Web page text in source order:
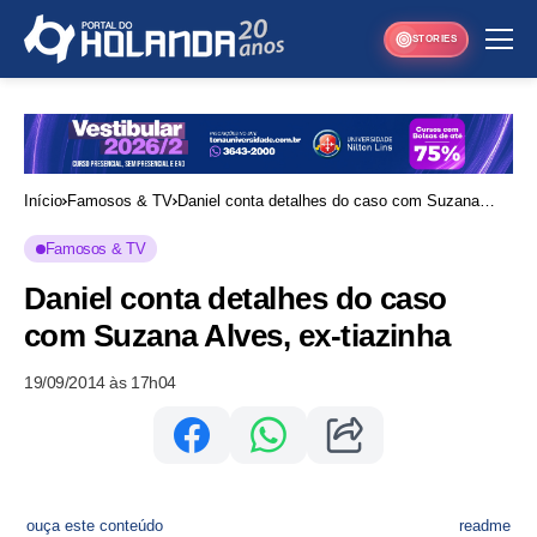
STORIES
Início Famosos & TV Daniel conta detalhes do caso com Suzana
Famosos & TV
Daniel conta detalhes do caso
com Suzana Alves, ex-tiazinha
19/09/2014 às 17h04
ouça este conteúdo readme